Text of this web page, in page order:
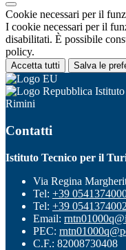
Cookie necessari per il
I cookie necessari per il
disabilitati. È possibile
policy.
Accetta tutti Salva le
Rimini
Contatti
Istituto Tecnico per il
Via Regina
Tel: +39
Tel: +39 0541374002
Email:
PEC:
C.F.: 82008730408